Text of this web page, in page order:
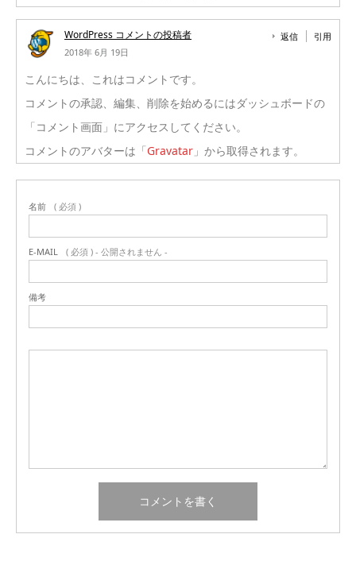
WordPress コメントの投稿者
2018年 6月 19日
返信 引用
こんにちは、これはコメントです。
コメントの承認、編集、削除を始めるにはダッシュボードの
「コメント画面」にアクセスしてください。
コメントのアバターは「Gravatar 」から取得されます。
名前 ( 必須 )
E-MAIL ( 必須 ) - 公開されません -
備考